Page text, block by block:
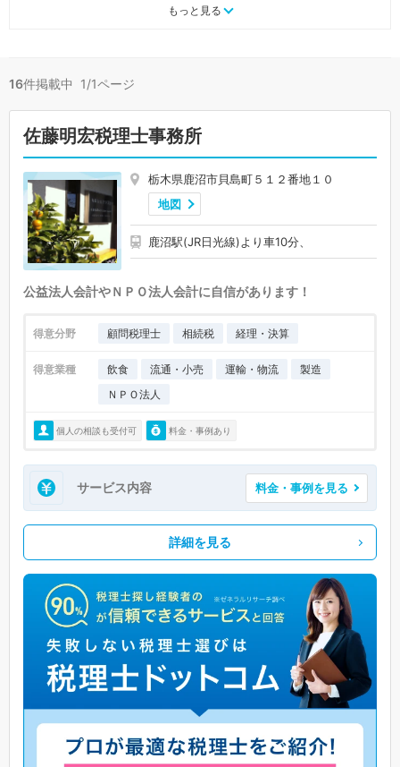
茂木町 (0)
もっと見る
16件掲載中 1/1ページ
佐藤明宏税理士事務所
栃木県鹿沼市貝島町５１２番地１０
地図
鹿沼駅(JR日光線)より車10分、
公益法人会計やＮＰＯ法人会計に自信があります！
得意分野 顧問税理士 相続税 経理・決算
得意業種 飲食 流通・小売 運輸・物流
製造
ＮＰＯ法人
個人の相談も受付可 料金・事例あり
サービス内容 料金・事例を見る
詳細を見る